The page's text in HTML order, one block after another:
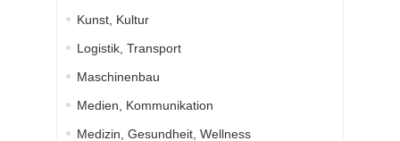
Kunst, Kultur
Logistik, Transport
Maschinenbau
Medien, Kommunikation
Medizin, Gesundheit, Wellness